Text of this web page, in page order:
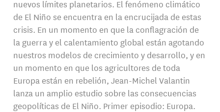
nuevos límites planetarios. El fenómeno climático
de El Niño se encuentra en la encrucijada de estas
crisis. En un momento en que la conflagración de
la guerra y el calentamiento global están agotando
nuestros modelos de crecimiento y desarrollo, y en
un momento en que los agricultores de toda
Europa están en rebelión, Jean-Michel Valantin
lanza un amplio estudio sobre las consecuencias
geopolíticas de El Niño. Primer episodio: Europa.